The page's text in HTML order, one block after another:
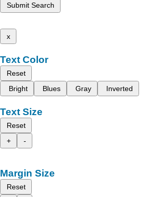
Submit Search
x
Text Color
Reset
Bright
Blues Gray Inverted
Text Size
Reset
+
-
Margin Size
Reset